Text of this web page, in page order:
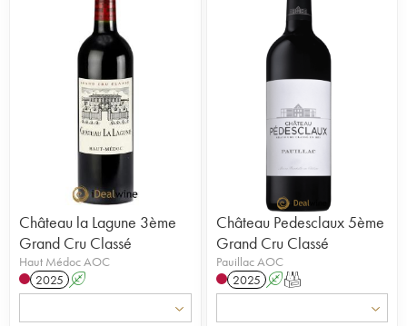
Château la Lagune 3ème
Grand Cru Classé
Haut Médoc AOC
2025 A
Château Pedesclaux 5ème
Grand Cru Classé
Pauillac AOC
2025 AT